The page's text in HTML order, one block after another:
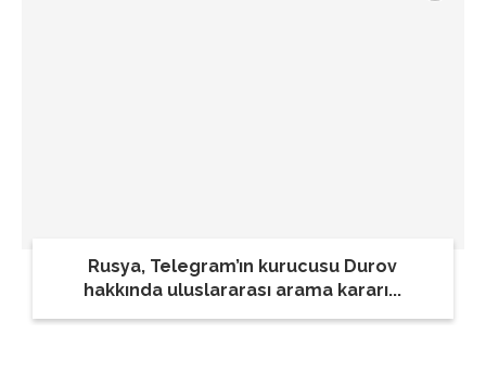
Rusya, Telegram’ın kurucusu Durov
hakkında uluslararası arama kararı...